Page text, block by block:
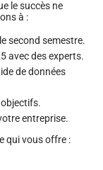
le succès ne
à :
second semestre.
avec des experts.
de données
entreprise.
qui vous offre :